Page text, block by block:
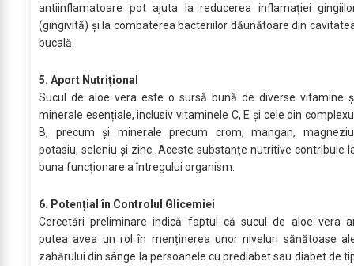
antiinflamatoare pot ajuta la reducerea inflamației
(gingivită) și la combaterea bacteriilor dăunătoare din
bucală.
5. Aport Nutrițional
Sucul de aloe vera este o sursă bună de diverse vitamine
minerale esențiale, inclusiv vitaminele C, E și cele din
B, precum și minerale precum crom, mangan,
potasiu, seleniu și zinc. Aceste substanțe nutritive contribuie
buna funcționare a întregului organism.
6. Potențial în Controlul Glicemiei
Cercetări preliminare indică faptul că sucul de aloe vera
putea avea un rol în menținerea unor niveluri sănătoase
zahărului din sânge la persoanele cu prediabet sau diabet de